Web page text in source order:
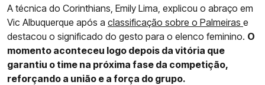
A técnica do Corinthians, Emily Lima, explicou o abraço em
Vic Albuquerque após a classificação sobre o Palmeiras e
destacou o significado do gesto para o elenco feminino. O
momento aconteceu logo depois da vitória que
garantiu o time na próxima fase da competição,
reforçando a união e a força do grupo.